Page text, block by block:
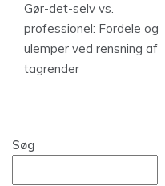
Gør-det-selv vs.
professionel: Fordele og
ulemper ved rensning af
tagrender
Søg